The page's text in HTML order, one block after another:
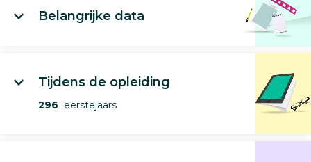
Belangrijke data
Tijdens de opleiding
296 eerstejaars